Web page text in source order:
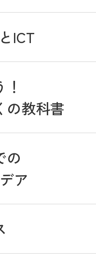
ICT
の教科書
の
ア